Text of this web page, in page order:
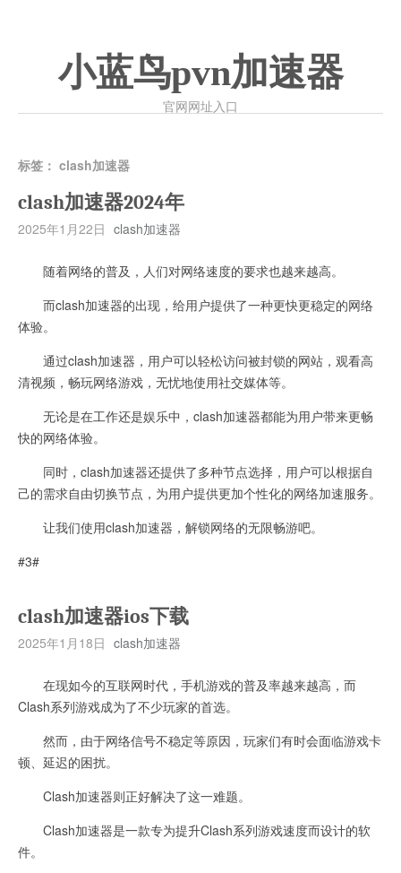
小蓝鸟pvn加速器
官网网址入口
标签： clash加速器
clash加速器2024年
2025年1月22日 clash加速器
随着网络的普及，人们对网络速度的要求也越来越高。
而clash加速器的出现，给用户提供了一种更快更稳定的网络
体验。
通过clash加速器，用户可以轻松访问被封锁的网站，观看高
清视频，畅玩网络游戏，无忧地使用社交媒体等。
无论是在工作还是娱乐中，clash加速器都能为用户带来更畅
快的网络体验。
同时，clash加速器还提供了多种节点选择，用户可以根据自
己的需求自由切换节点，为用户提供更加个性化的网络加速服务。
让我们使用clash加速器，解锁网络的无限畅游吧。
#3#
clash加速器ios下载
2025年1月18日 clash加速器
在现如今的互联网时代，手机游戏的普及率越来越高，而
Clash系列游戏成为了不少玩家的首选。
然而，由于网络信号不稳定等原因，玩家们有时会面临游戏卡
顿、延迟的困扰。
Clash加速器则正好解决了这一难题。
Clash加速器是一款专为提升Clash系列游戏速度而设计的软
件。